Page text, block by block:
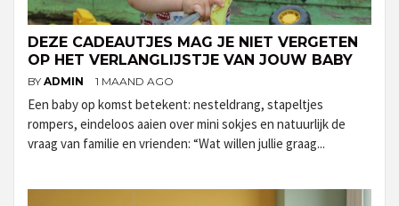
DEZE CADEAUTJES MAG JE NIET VERGETEN
OP HET VERLANGLIJSTJE VAN JOUW BABY
BY ADMIN 1 MAAND AGO
Een baby op komst betekent: nesteldrang, stapeltjes
rompers, eindeloos aaien over mini sokjes en natuurlijk de
vraag van familie en vrienden: “Wat willen jullie graag...